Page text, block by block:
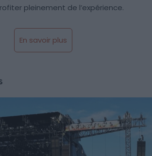
pleinement de l’expérience.
En savoir plus